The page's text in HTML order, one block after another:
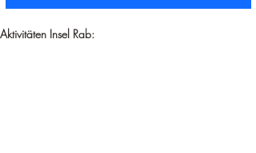
Aktivitäten Insel Rab: